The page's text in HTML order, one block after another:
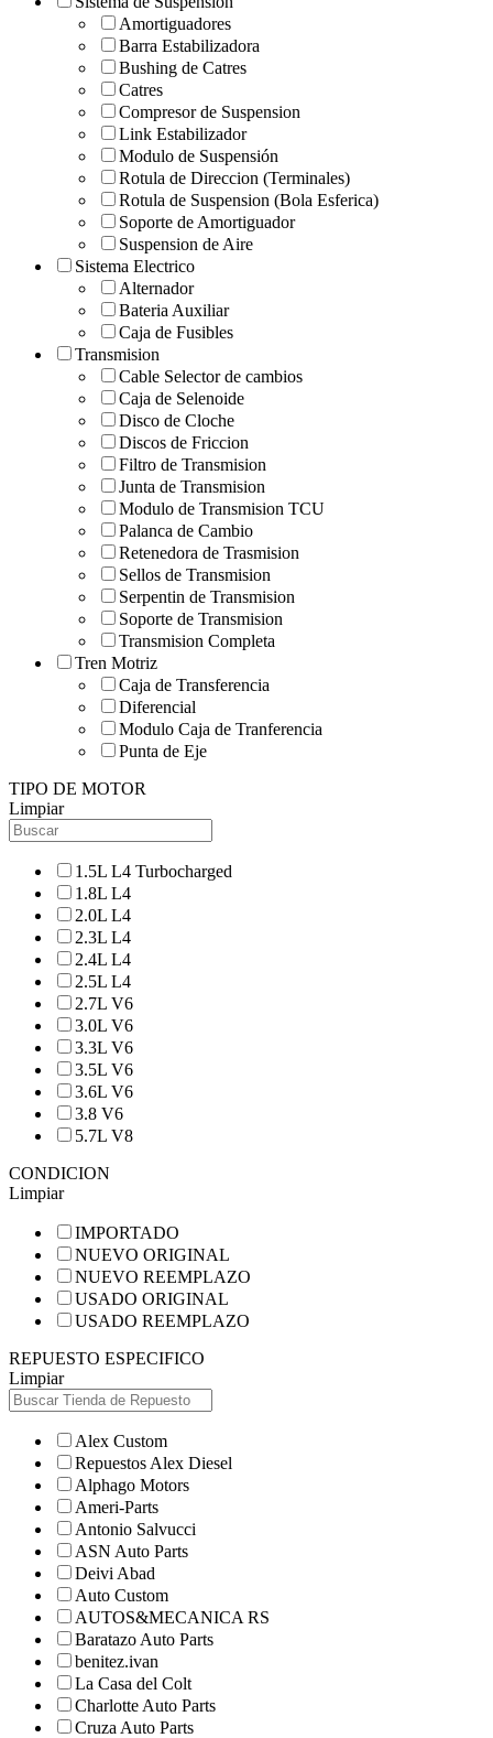
Amortiguadores
Barra Estabilizadora
Bushing de Catres
Catres
Compresor de Suspension
Link Estabilizador
Modulo de Suspensión
Rotula de Direccion (Terminales)
Rotula de Suspension (Bola Esferica)
Soporte de Amortiguador
Suspension de Aire
Sistema Electrico
Alternador
Bateria Auxiliar
Caja de Fusibles
Transmision
Cable Selector de cambios
Caja de Selenoide
Disco de Cloche
Discos de Friccion
Filtro de Transmision
Junta de Transmision
Modulo de Transmision TCU
Palanca de Cambio
Retenedora de Trasmision
Sellos de Transmision
Serpentin de Transmision
Soporte de Transmision
Transmision Completa
Tren Motriz
Caja de Transferencia
Diferencial
Modulo Caja de Tranferencia
Punta de Eje
TIPO DE MOTOR
Limpiar
1.5L L4 Turbocharged
1.8L L4
2.0L L4
2.3L L4
2.4L L4
2.5L L4
2.7L V6
3.0L V6
3.3L V6
3.5L V6
3.6L V6
3.8 V6
5.7L V8
CONDICION
Limpiar
IMPORTADO
NUEVO ORIGINAL
NUEVO REEMPLAZO
USADO ORIGINAL
USADO REEMPLAZO
REPUESTO ESPECIFICO
Limpiar
Alex Custom
Repuestos Alex Diesel
Alphago Motors
Ameri-Parts
Antonio Salvucci
ASN Auto Parts
Deivi Abad
Auto Custom
AUTOS&MECANICA RS
Baratazo Auto Parts
benitez.ivan
La Casa del Colt
Charlotte Auto Parts
Cruza Auto Parts